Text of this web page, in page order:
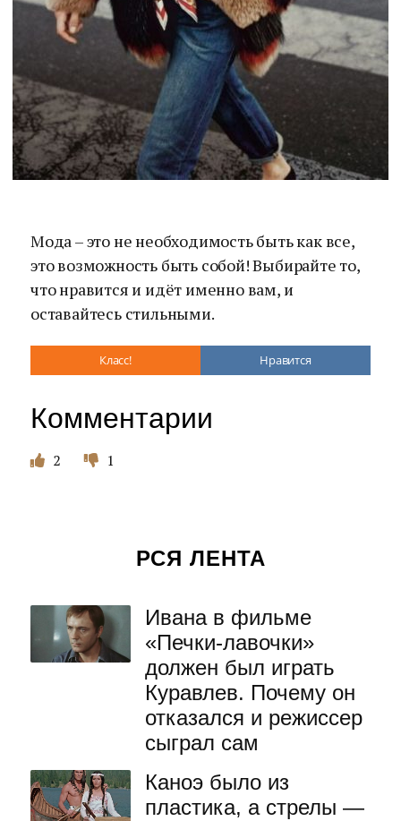
Мода – это не необходимость быть как все,
это возможность быть собой! Выбирайте то,
что нравится и идёт именно вам, и
оставайтесь стильными.
Класс! Нравится
Комментарии
2 1
РСЯ ЛЕНТА
Ивана в фильме
«Печки-лавочки»
должен был играть
Куравлев. Почему он
отказался и режиссер
сыграл сам
Каноэ было из
пластика, а стрелы —